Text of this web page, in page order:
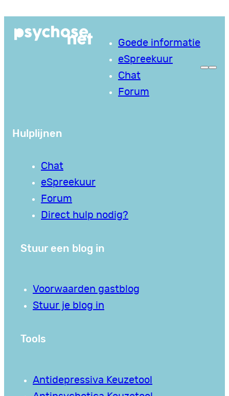
naar
Goede informatie
eSpreekuur
Chat
Forum
Hulplijnen
Chat
eSpreekuur
Forum
Direct hulp nodig?
Stuur een blog in
Voorwaarden gastblog
Stuur je blog in
Tools
Antidepressiva Keuzetool